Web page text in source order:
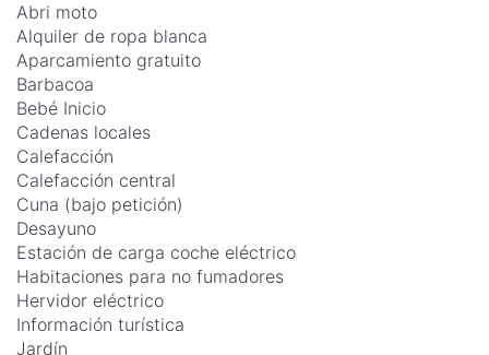
Abri moto
Alquiler de ropa blanca
Aparcamiento gratuito
Barbacoa
Bebé Inicio
Cadenas locales
Calefacción
Calefacción central
Cuna (bajo petición)
Desayuno
Estación de carga coche eléctrico
Habitaciones para no fumadores
Hervidor eléctrico
Información turística
Jardín